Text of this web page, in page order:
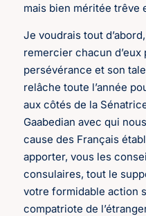
mais bien méritée trêve
Je voudrais tout
remercier chacun
persévérance et son
relâche toute l’année
aux côtés de la
Gaabedian avec qui
cause des Français
apporter, vous les
consulaires, tout le
votre formidable action
compatriote de